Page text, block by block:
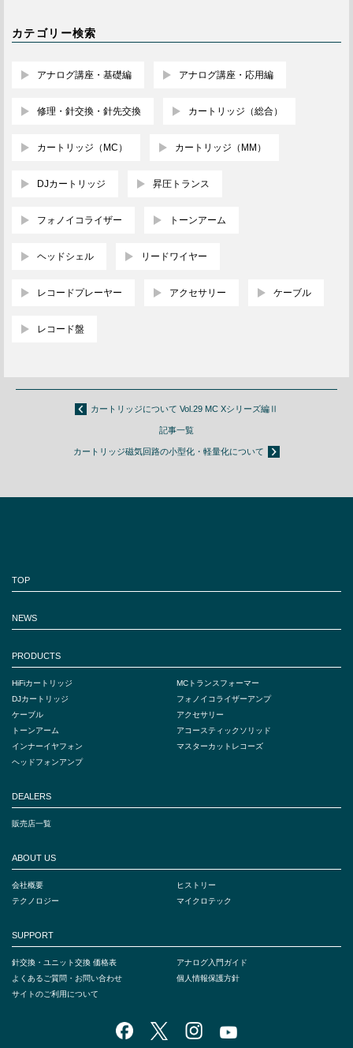
カテゴリー検索
アナログ講座・基礎編 アナログ講座・応用編
修理・針交換・針先交換 カートリッジ（総合）
カートリッジ（MC） カートリッジ（MM）
DJカートリッジ 昇圧トランス
フォノイコライザー トーンアーム
ヘッドシェル リードワイヤー
レコードプレーヤー アクセサリー ケーブル
レコード盤
カートリッジについて Vol.29 MC Xシリーズ編Ⅱ
記事一覧
カートリッジ磁気回路の小型化・軽量化について
TOP
NEWS
PRODUCTS
HiFiカートリッジ
DJカートリッジ
ケーブル
トーンアーム
インナーイヤフォン
ヘッドフォンアンプ
MCトランスフォーマー
フォノイコライザーアンプ
アクセサリー
アコースティックソリッド
マスターカットレコーズ
DEALERS
販売店一覧
ABOUT US
会社概要
ヒストリー
テクノロジー
マイクロテック
SUPPORT
針交換・ユニット交換 価格表
アナログ入門ガイド
よくあるご質問・お問い合わせ
個人情報保護方針
サイトのご利用について